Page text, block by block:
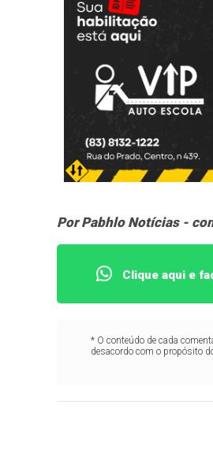
Por Pabhlo Notícias -
Clique aqui e
* O conteúdo de cada
desacordo com o propósito